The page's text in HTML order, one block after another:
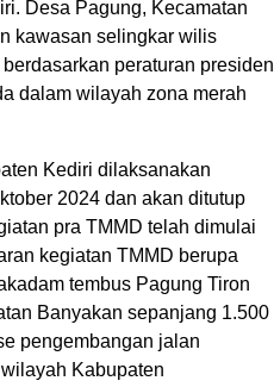
Desa Pagung, Kecamatan
kawasan selingkar wilis
peraturan presiden
dalam wilayah zona merah
Kediri dilaksanakan
2024 dan akan ditutup
pra TMMD telah dimulai
kegiatan TMMD berupa
tembus Pagung Tiron
Banyakan sepanjang 1.500
pengembangan jalan
Kabupaten